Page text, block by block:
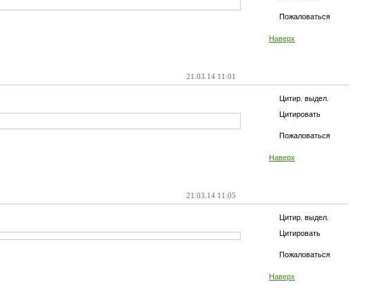
Пожаловаться
Наверх
21.03.14 11:01
Цитир. выдел.
Цитировать
Пожаловаться
Наверх
21.03.14 11:05
Цитир. выдел.
Цитировать
Пожаловаться
Наверх